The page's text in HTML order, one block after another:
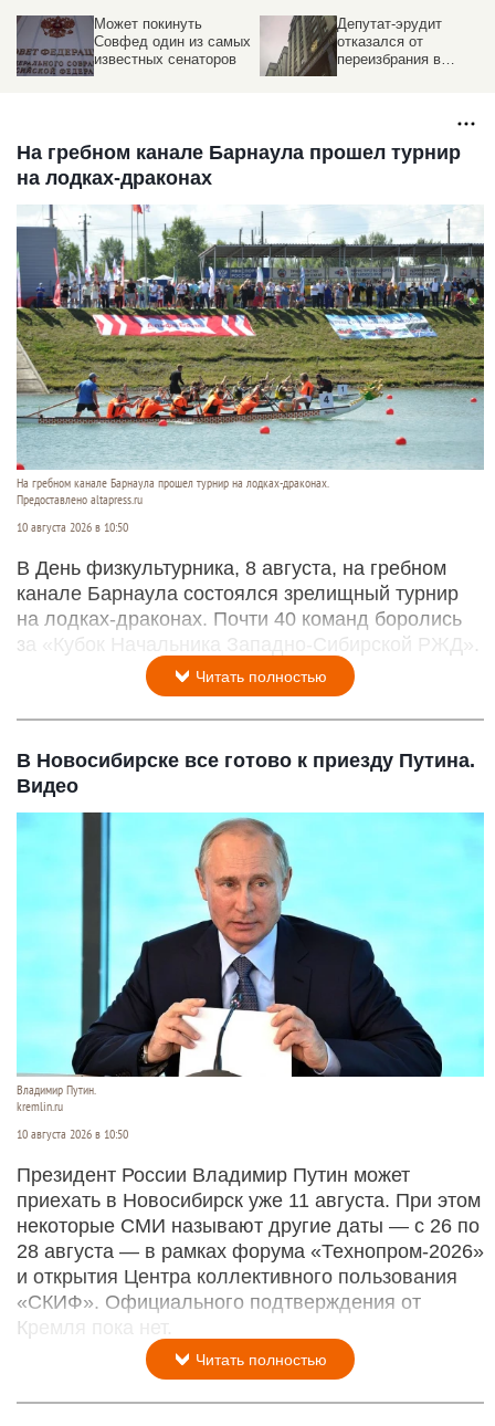
Депутат-эрудит
отказался от
переизбрания в
Чак Норрис может
лишить мандата
депутата Госдумы.
На гребном канале Барнаула прошел турнир
на лодках-драконах
На гребном канале Барнаула прошел турнир на лодках-драконах.
Предоставлено altapress.ru
10 августа 2026 в 10:50
В День физкультурника, 8 августа, на гребном
канале Барнаула состоялся зрелищный турнир
на лодках-драконах. Почти 40 команд боролись
за «Кубок Начальника Западно-Сибирской РЖД».
Читать полностью
В Новосибирске все готово к приезду Путина.
Видео
Владимир Путин.
kremlin.ru
10 августа 2026 в 10:50
Президент России Владимир Путин может
приехать в Новосибирск уже 11 августа. При этом
некоторые СМИ называют другие даты — с 26 по
28 августа — в рамках форума «Технопром-2026»
и открытия Центра коллективного пользования
«СКИФ». Официального подтверждения от
Кремля пока нет.
Читать полностью